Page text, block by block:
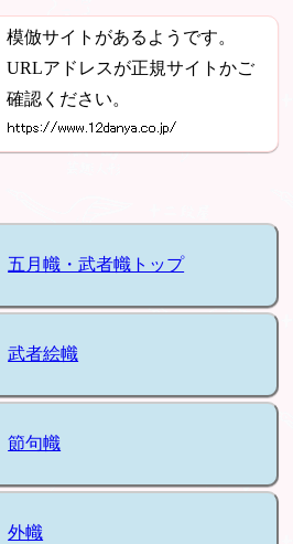
模倣サイトがあるようです。
URLアドレスが正規サイトかご
確認ください。
五月幟・武者幟トップ
武者絵幟
節句幟
外幟